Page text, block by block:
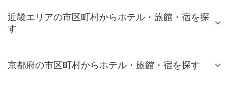
近畿エリアの市区町村からホテル・旅館・宿を探
す
京都府の市区町村からホテル・旅館・宿を探す